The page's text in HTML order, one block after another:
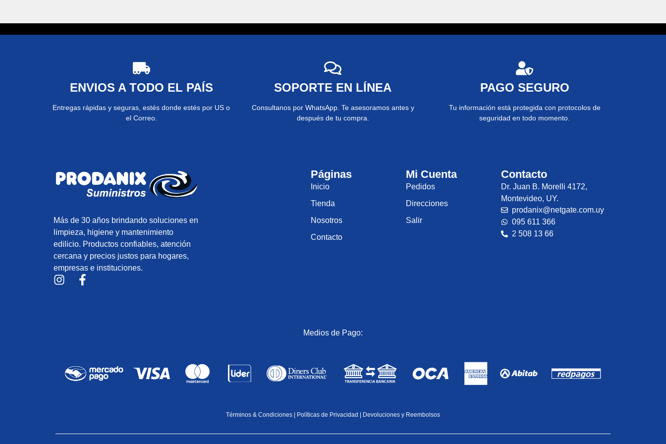
ENVIOS A TODO EL PAÍS
Entregas rápidas y seguras, estés donde estés por US o
el Correo.
SOPORTE EN LÍNEA
Consultanos por WhatsApp. Te asesoramos antes y
después de tu compra.
PAGO SEGURO
Tu información está protegida con protocolos de
seguridad en todo momento.
Más de 30 años brindando soluciones en
limpieza, higiene y mantenimiento
edilicio. Productos confiables, atención
cercana y precios justos para hogares,
empresas e instituciones.
Páginas
Inicio
Tienda
Nosotros
Contacto
Mi Cuenta
Pedidos
Direcciones
Salir
Contacto
Dr. Juan B. Morelli 4172,
Montevideo, UY.
prodanix@netgate.com.uy
095 611 366
2 508 13 66
Medios de Pago:
Términos & Condiciones | Políticas de Privacidad | Devoluciones y Reembolsos